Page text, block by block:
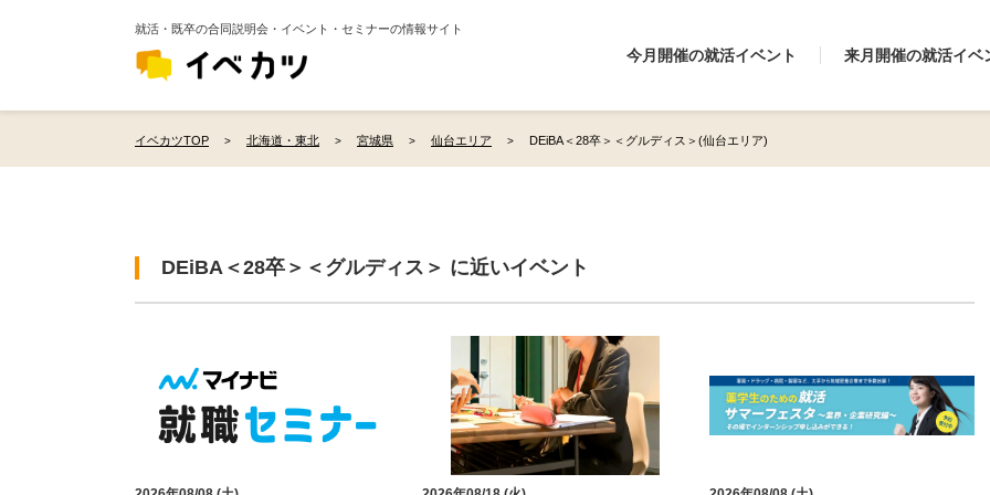
就活・既卒の合同説明会・イベント・セミナーの情報サイト
今月開催の就活イベント 来月開催の就活イベ
イベカツTOP 北海道・東北 宮城県 仙台エリア DEiBA＜28卒＞＜グルディス＞(仙台エリア)
DEiBA＜28卒＞＜グルディス＞ に近いイベント